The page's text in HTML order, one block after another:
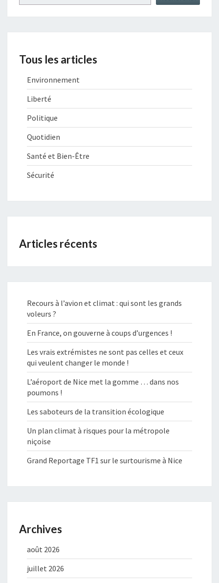
Tous les articles
Environnement
Liberté
Politique
Quotidien
Santé et Bien-Être
Sécurité
Articles récents
Recours à l’avion et climat : qui sont les grands
voleurs ?
En France, on gouverne à coups d’urgences !
Les vrais extrémistes ne sont pas celles et ceux
qui veulent changer le monde !
L’aéroport de Nice met la gomme … dans nos
poumons !
Les saboteurs de la transition écologique
Un plan climat à risques pour la métropole
niçoise
Grand Reportage TF1 sur le surtourisme à Nice
Archives
août 2026
juillet 2026